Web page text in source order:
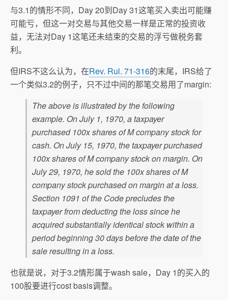
与3.1的情形不同，Day 20到Day 31这笔买入卖出可能赚
可能亏，但这一对交易与其他交易一样是正常的投资收
益，无法对Day 1这笔还未结束的交易的浮亏做税务套
利。
但IRS不这么认为，在Rev. Rul. 71-316的末尾，IRS给了
一个类似3.2的例子，只不过中间的那笔交易用了margin:
The above is illustrated by the following
example. On July 1, 1970, a taxpayer
purchased 100x shares of M company stock for
cash. On July 15, 1970, the taxpayer purchased
100x shares of M company stock on margin. On
July 29, 1970, he sold the 100x shares of M
company stock purchased on margin at a loss.
Section 1091 of the Code precludes the
taxpayer from deducting the loss since he
acquired substantially identical stock within a
period beginning 30 days before the date of the
sale resulting in a loss.
也就是说，对于3.2情形属于wash sale，Day 1的买入的
100股要进行cost basis调整。